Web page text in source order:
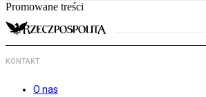
Promowane treści
KONTAKT
O nas